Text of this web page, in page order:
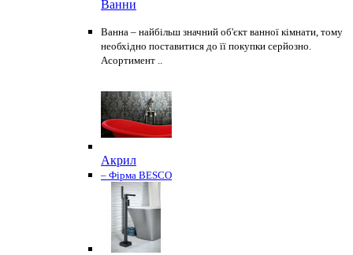
Ванни
Ванна – найбільш значний об'єкт ванної кімнати, тому
необхідно поставитися до її покупки серйозно.
Асортимент ..
Акрил
– Фірма BESCO